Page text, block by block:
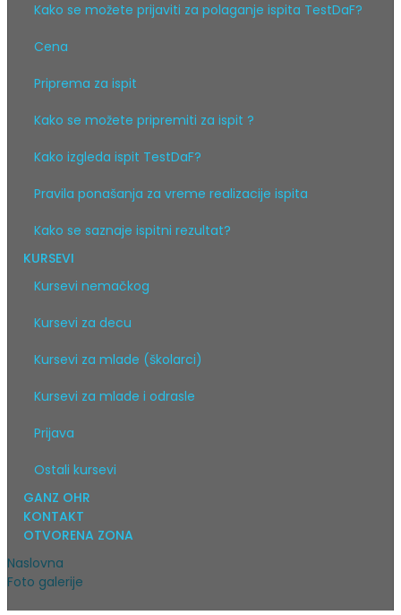
Kako se možete prijaviti za polaganje ispita TestDaF?
Cena
Priprema za ispit
Kako se možete pripremiti za ispit ?
Kako izgleda ispit TestDaF?
Pravila ponašanja za vreme realizacije ispita
Kako se saznaje ispitni rezultat?
KURSEVI
Kursevi nemačkog
Kursevi za decu
Kursevi za mlade (školarci)
Kursevi za mlade i odrasle
Prijava
Ostali kursevi
GANZ OHR
KONTAKT
OTVORENA ZONA
Naslovna
Foto galerije